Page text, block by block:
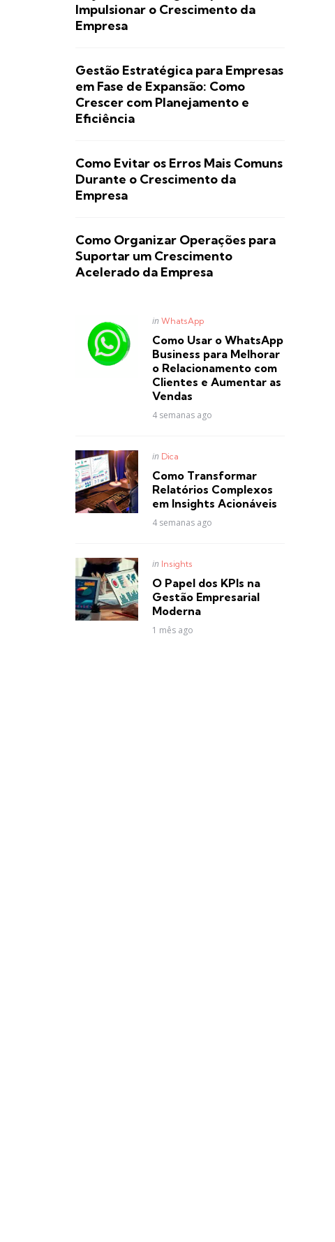
Impulsionar o Crescimento da
Empresa
Gestão Estratégica para Empresas
em Fase de Expansão: Como
Crescer com Planejamento e
Eficiência
Como Evitar os Erros Mais Comuns
Durante o Crescimento da
Empresa
Como Organizar Operações para
Suportar um Crescimento
Acelerado da Empresa
Posted
in WhatsApp
Como Usar o WhatsApp
Business para Melhorar
o Relacionamento com
Clientes e Aumentar as
Vendas
4 semanas ago
Posted
in Dica
Como Transformar
Relatórios Complexos
em Insights Acionáveis
4 semanas ago
Posted
in Insights
O Papel dos KPIs na
Gestão Empresarial
Moderna
1 mês ago